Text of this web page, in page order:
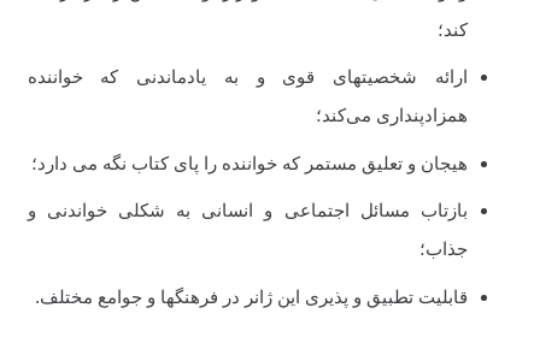
کند؛
ارائه شخصیتهای قوی و به یادماندنی که خواننده
همزادپنداری می‌کند؛
هیجان و تعلیق مستمر که خواننده را پای کتاب نگه می‌ دارد؛
بازتاب مسائل اجتماعی و انسانی به شکلی خواندنی و
جذاب؛
قابلیت تطبیق و پذیری این ژانر در فرهنگها و جوامع مختلف.